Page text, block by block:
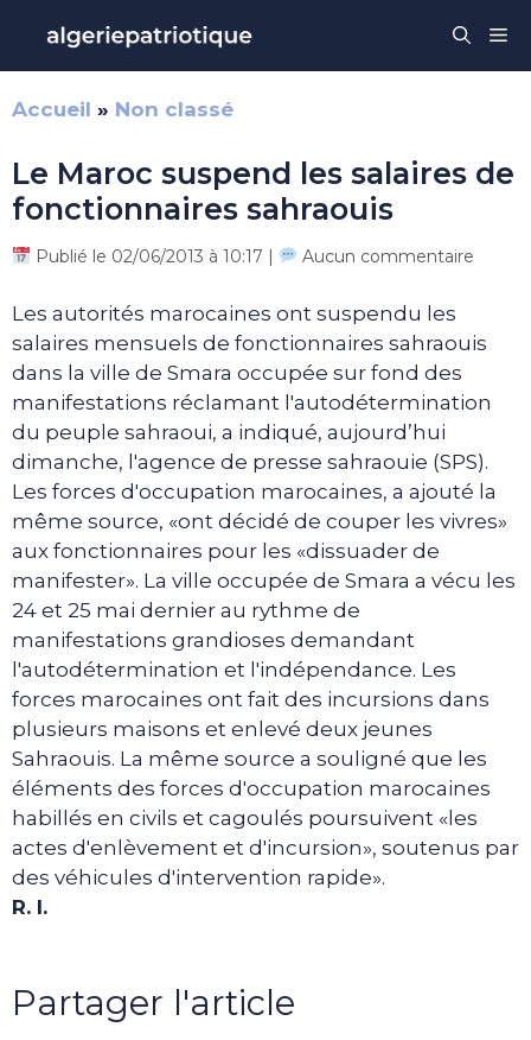
contenu
Accueil » Non classé
Le Maroc suspend les salaires de
fonctionnaires sahraouis
Publié le 02/06/2013 à 10:17 | Aucun commentaire
Les autorités marocaines ont suspendu les
salaires mensuels de fonctionnaires sahraouis
dans la ville de Smara occupée sur fond des
manifestations réclamant l'autodétermination
du peuple sahraoui, a indiqué, aujourd’hui
dimanche, l'agence de presse sahraouie (SPS).
Les forces d'occupation marocaines, a ajouté la
même source, «ont décidé de couper les vivres»
aux fonctionnaires pour les «dissuader de
manifester». La ville occupée de Smara a vécu les
24 et 25 mai dernier au rythme de
manifestations grandioses demandant
l'autodétermination et l'indépendance. Les
forces marocaines ont fait des incursions dans
plusieurs maisons et enlevé deux jeunes
Sahraouis. La même source a souligné que les
éléments des forces d'occupation marocaines
habillés en civils et cagoulés poursuivent «les
actes d'enlèvement et d'incursion», soutenus par
des véhicules d'intervention rapide».
R. I.
Partager l'article